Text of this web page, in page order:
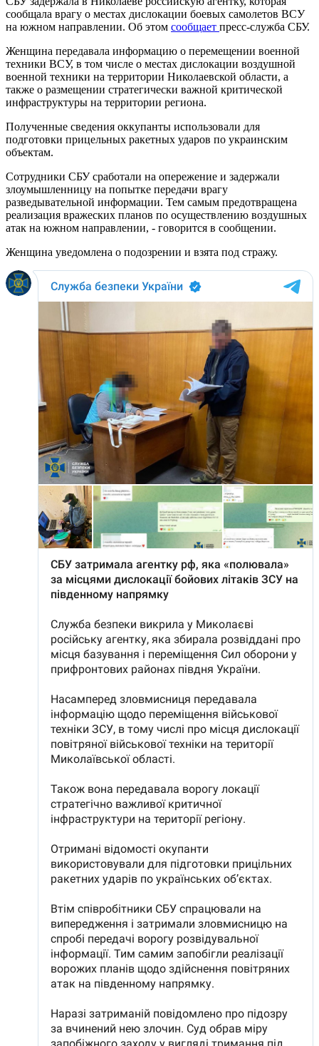
сообщала врагу о местах дислокации боевых самолетов ВСУ
на южном направлении. Об этом сообщает пресс-служба СБУ.
Женщина передавала информацию о перемещении военной
техники ВСУ, в том числе о местах дислокации воздушной
военной техники на территории Николаевской области, а
также о размещении стратегически важной критической
инфраструктуры на территории региона.
Полученные сведения оккупанты использовали для
подготовки прицельных ракетных ударов по украинским
объектам.
Сотрудники СБУ сработали на опережение и задержали
злоумышленницу на попытке передачи врагу
разведывательной информации. Тем самым предотвращена
реализация вражеских планов по осуществлению воздушных
атак на южном направлении, - говорится в сообщении.
Женщина уведомлена о подозрении и взята под стражу.